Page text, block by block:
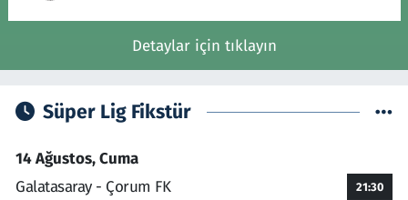
Detaylar için tıklayın
Süper Lig Fikstür
14 Ağustos, Cuma
Galatasaray - Çorum FK
21:30